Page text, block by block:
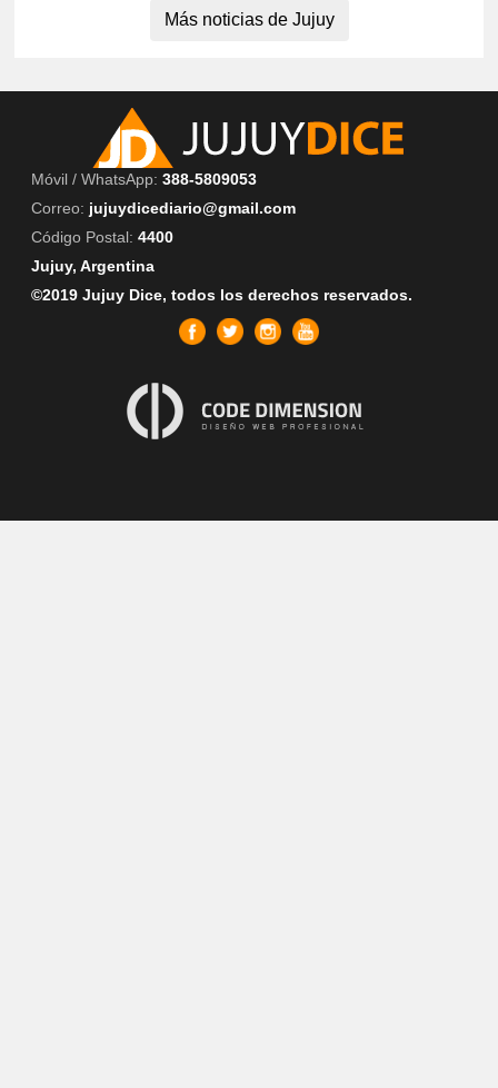
Más noticias de Jujuy
Móvil / WhatsApp: 388-5809053
Correo: jujuydicediario@gmail.com
Código Postal: 4400
Jujuy, Argentina
©2019 Jujuy Dice, todos los derechos reservados.